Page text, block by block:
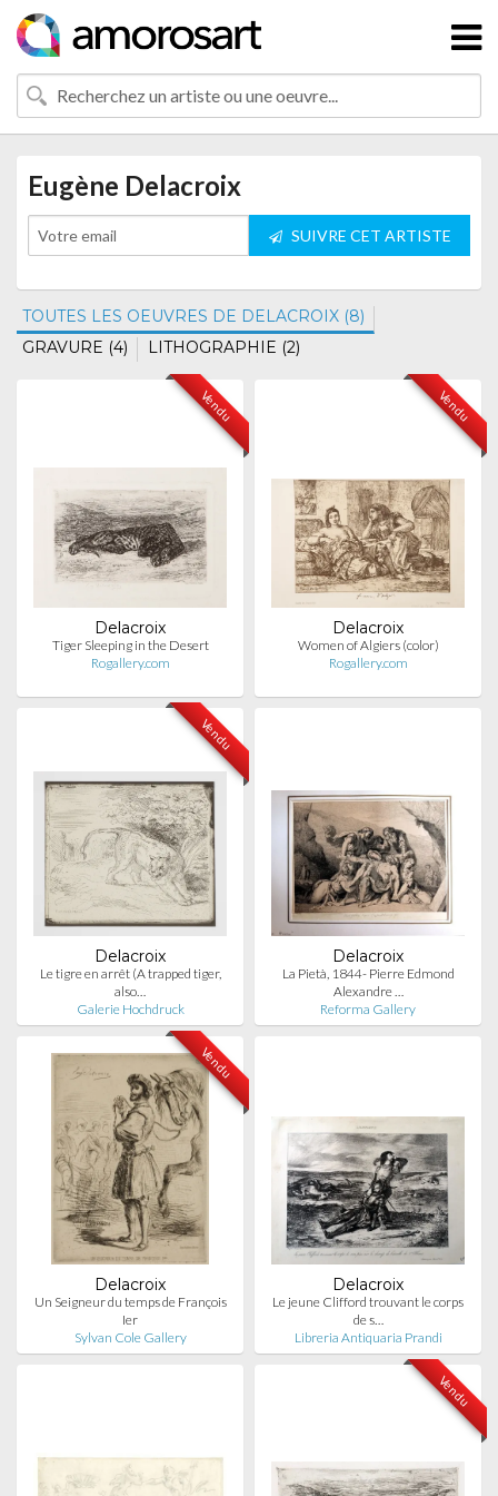
Eugène Delacroix
SUIVRE CET ARTISTE
TOUTES LES OEUVRES DE DELACROIX (8)
GRAVURE (4)
LITHOGRAPHIE (2)
Vendu
Delacroix
Tiger Sleeping in the Desert
Rogallery.com
Vendu
Delacroix
Women of Algiers (color)
Rogallery.com
Vendu
Delacroix
Le tigre en arrêt (A trapped tiger,
also…
Galerie Hochdruck
Delacroix
La Pietà, 1844- Pierre Edmond
Alexandre …
Reforma Gallery
Vendu
Delacroix
Un Seigneur du temps de François
Ier
Sylvan Cole Gallery
Delacroix
Le jeune Clifford trouvant le corps
de s…
Libreria Antiquaria Prandi
Vendu